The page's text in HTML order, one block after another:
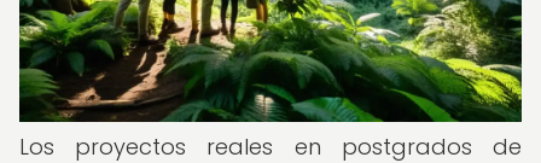
Los proyectos reales en postgrados de